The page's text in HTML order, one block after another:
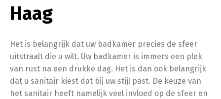
Haag
Het is belangrijk dat uw badkamer precies de sfeer
uitstraalt die u wilt. Uw badkamer is immers een plek
van rust na een drukke dag. Het is dan ook belangrijk
dat u sanitair kiest dat bij uw stijl past. De keuze van
het sanitair heeft namelijk veel invloed op de sfeer en